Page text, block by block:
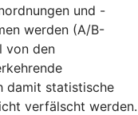
und -
werden (A/B-
von den
damit statistische
verfälscht werden.